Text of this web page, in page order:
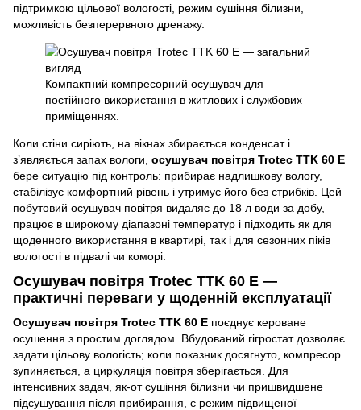
підтримкою цільової вологості, режим сушіння білизни,
можливість безперервного дренажу.
Компактний компресорний осушувач для
постійного використання в житлових і службових
приміщеннях.
Коли стіни сиріють, на вікнах збирається конденсат і
з’являється запах вологи, осушувач повітря Trotec TTK 60 E
бере ситуацію під контроль: прибирає надлишкову вологу,
стабілізує комфортний рівень і утримує його без стрибків. Цей
побутовий осушувач повітря видаляє до 18 л води за добу,
працює в широкому діапазоні температур і підходить як для
щоденного використання в квартирі, так і для сезонних піків
вологості в підвалі чи коморі.
Осушувач повітря Trotec TTK 60 E —
практичні переваги у щоденній експлуатації
Осушувач повітря Trotec TTK 60 E поєднує кероване
осушення з простим доглядом. Вбудований гігростат дозволяє
задати цільову вологість; коли показник досягнуто, компресор
зупиняється, а циркуляція повітря зберігається. Для
інтенсивних задач, як-от сушіння білизни чи пришвидшене
підсушування після прибирання, є режим підвищеної